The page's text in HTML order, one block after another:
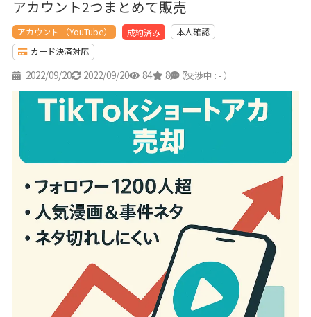
アカウント2つまとめて販売
アカウント （YouTube） 成約済み
本人確認
カード決済対応
2022/09/20 2022/09/20 84 8 7
（交渉中 : - ）